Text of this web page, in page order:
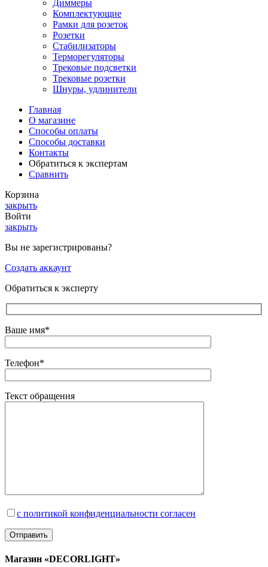
Диммеры
Комплектующие
Рамки для розеток
Розетки
Стабилизаторы
Терморегуляторы
Трековые подсветки
Трековые розетки
Шнуры, удлинители
Главная
О магазине
Способы оплаты
Способы доставки
Контакты
Обратиться к экспертам
Сравнить
Корзина
закрыть
Войти
закрыть
Вы не зарегистрированы?
Создать аккаунт
Обратиться к эксперту
Ваше имя*
Телефон*
Текст обращения
с политикой конфиденциальности согласен
Магазин «DECORLIGHT»